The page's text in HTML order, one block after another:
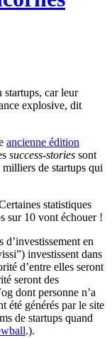
startups, car leur
explosive, dit
ancienne édition
success-stories sont
de startups qui
statistiques
sur 10 vont échouer !
d’investissement en
investissent dans
d’entre elles seront
seront des
dont personne n’a
été générés par le site
de startups quand
.).